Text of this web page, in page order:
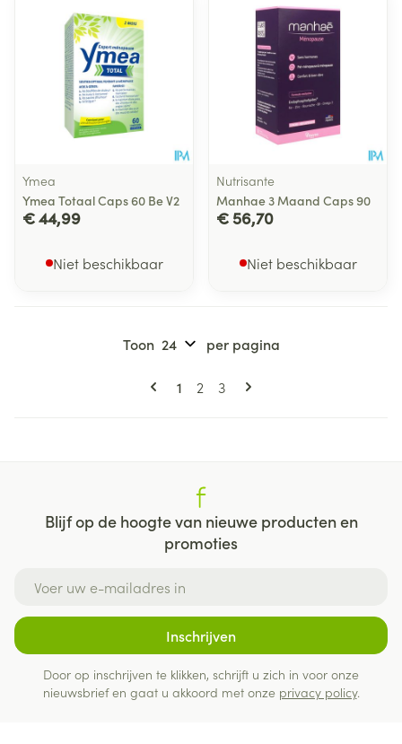
Ymea
Ymea Totaal Caps 60 Be V2
€ 44,99
Niet beschikbaar
Nutrisante
Manhae 3 Maand Caps 90
€ 56,70
Niet beschikbaar
Pagina's
U lees momenteel pagina
1 Pagina
2 Pagina
3
Toon per pagina
Blijf op de hoogte van nieuwe producten en
promoties
Inschrijven
Door op inschrijven te klikken, schrijft u zich in voor onze
nieuwsbrief en gaat u akkoord met onze privacy policy.